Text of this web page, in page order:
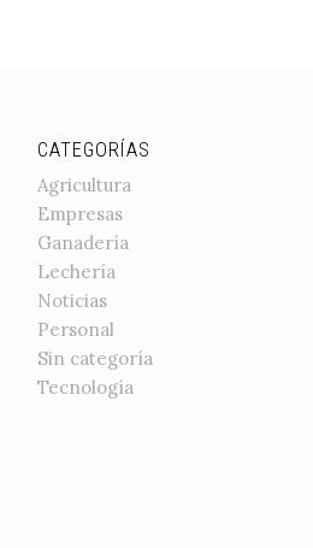
CATEGORÍAS
Agricultura
Empresas
Ganadería
Lechería
Noticias
Personal
Sin categoría
Tecnología